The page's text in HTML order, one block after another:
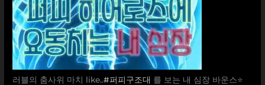
러블의 춤사위 마치 like..#퍼피구조대 를 보는 내 심장 바운스⭐